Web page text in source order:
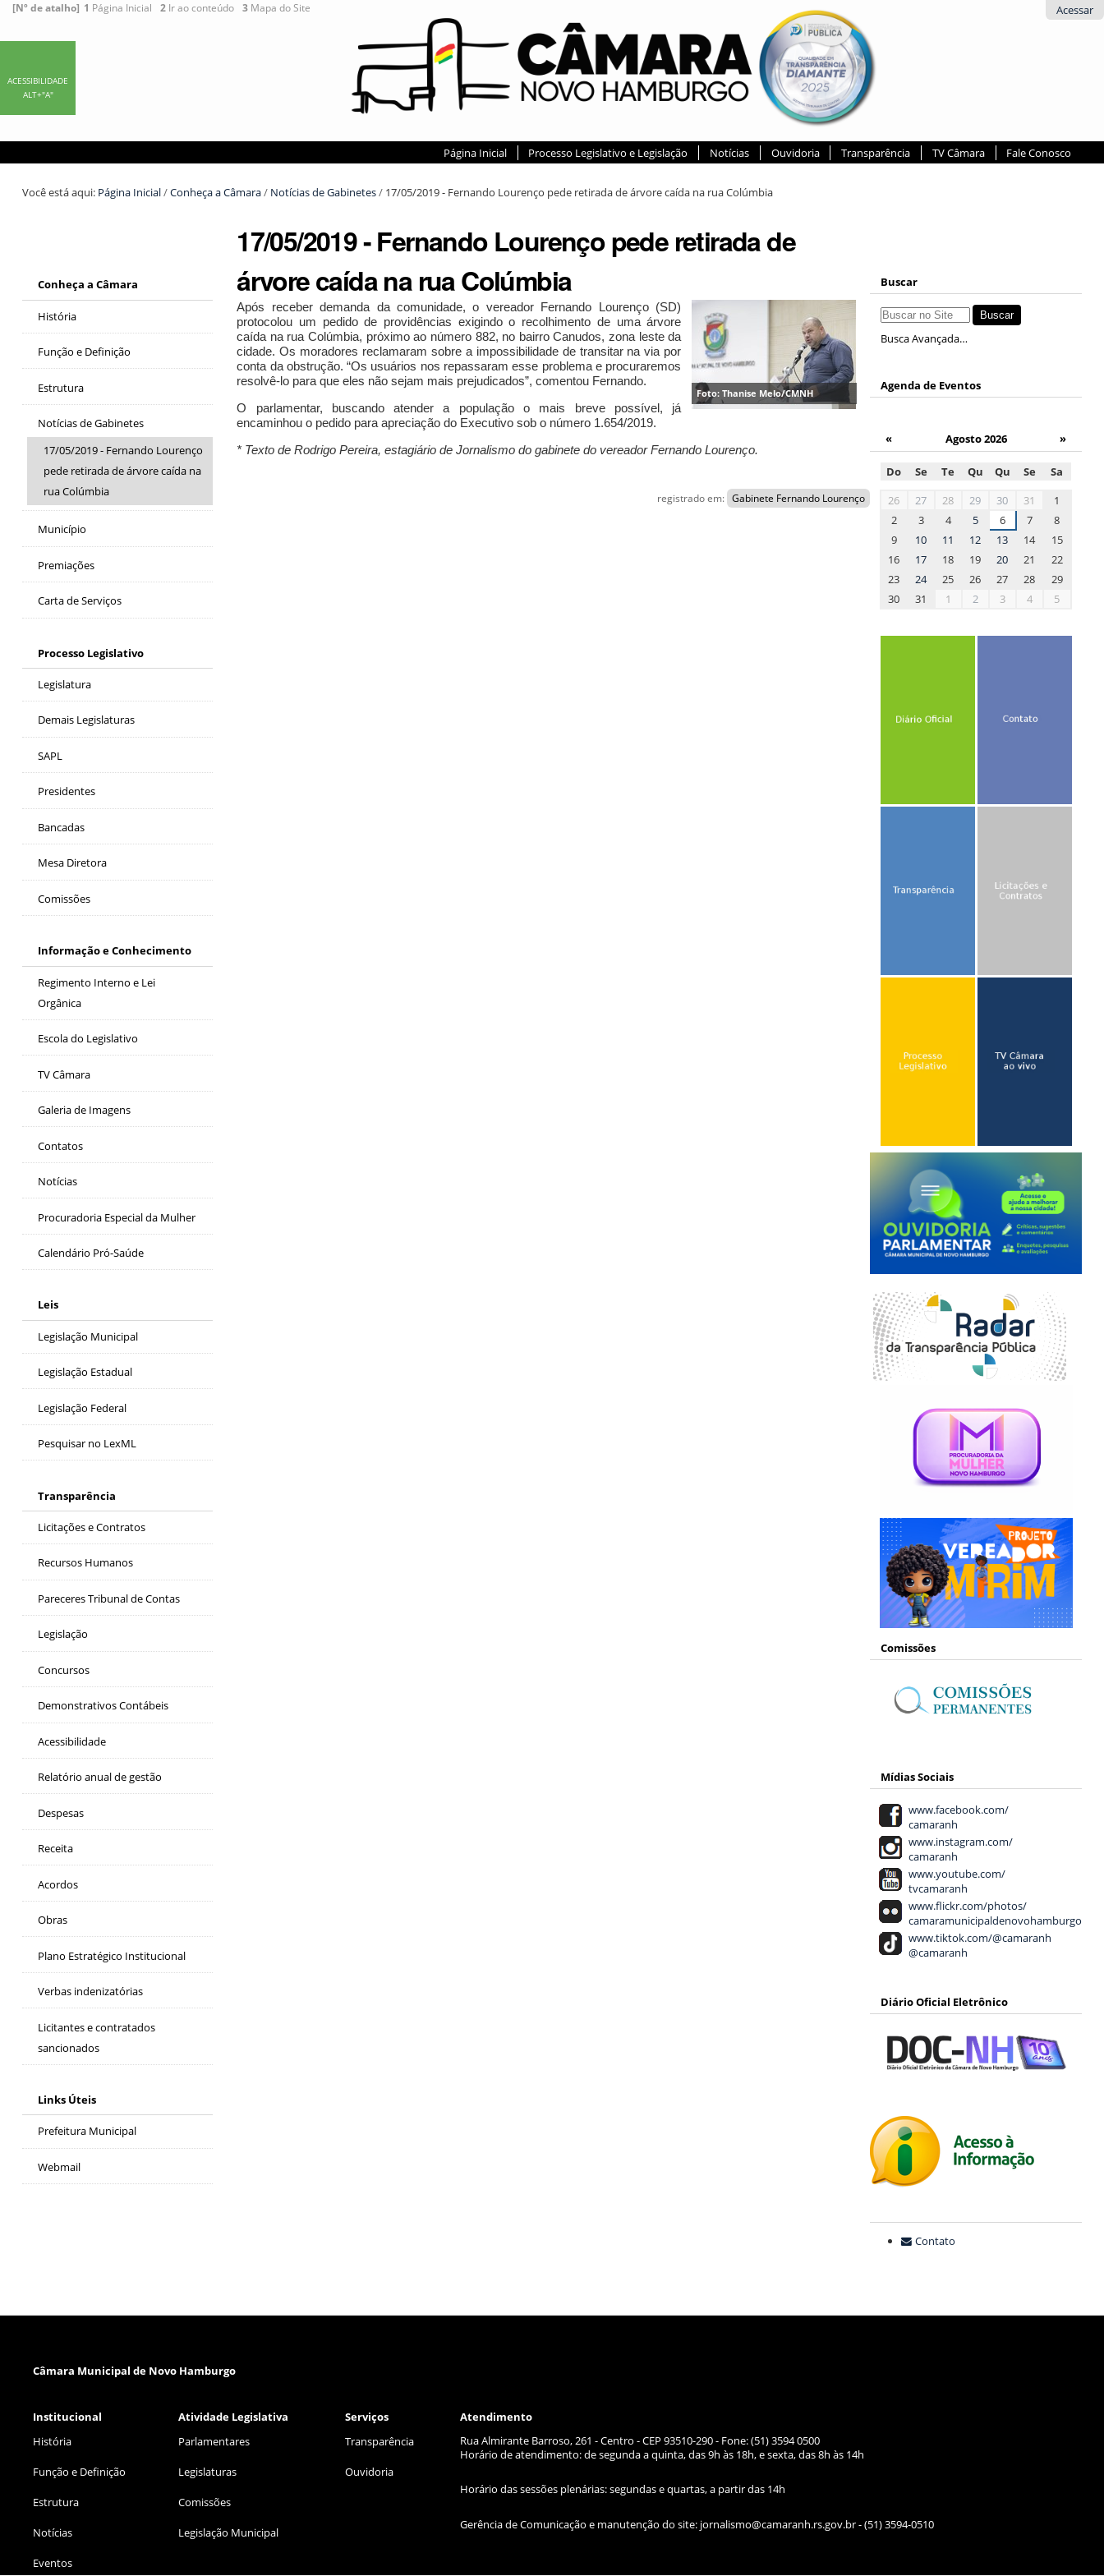
Acessar
[Nº de atalho] 1 Página Inicial 2 Ir ao conteúdo 3 Mapa do Site
ACESSIBILIDADE
ALT+"A"
Página Inicial Processo Legislativo e Legislação Notícias Ouvidoria Transparência TV Câmara Fale Conosco
Você está aqui: Página Inicial/Conheça a Câmara/ Notícias de Gabinetes/ 17/05/2019 - Fernando Lourenço pede retirada de árvore caída na rua Colúmbia
Conheça a Câmara
História
Função e Definição
Estrutura
Notícias de Gabinetes
17/05/2019 - Fernando Lourenço
pede retirada de árvore caída na
rua Colúmbia
Município
Premiações
Carta de Serviços
Processo Legislativo
Legislatura
Demais Legislaturas
SAPL
Presidentes
Bancadas
Mesa Diretora
Comissões
Informação e Conhecimento
Regimento Interno e Lei
Orgânica
Escola do Legislativo
TV Câmara
Galeria de Imagens
Contatos
Notícias
Procuradoria Especial da Mulher
Calendário Pró-Saúde
Leis
Legislação Municipal
Legislação Estadual
Legislação Federal
Pesquisar no LexML
Transparência
Licitações e Contratos
Recursos Humanos
Pareceres Tribunal de Contas
Legislação
Concursos
Demonstrativos Contábeis
Acessibilidade
Relatório anual de gestão
Despesas
Receita
Acordos
Obras
Plano Estratégico Institucional
Verbas indenizatórias
Licitantes e contratados
sancionados
Links Úteis
Prefeitura Municipal
Webmail
17/05/2019 - Fernando Lourenço pede retirada de
árvore caída na rua Colúmbia
Foto: Thanise Melo/CMNH
Após receber demanda da comunidade, o vereador Fernando Lourenço (SD)
protocolou um pedido de providências exigindo o recolhimento de uma árvore
caída na rua Colúmbia, próximo ao número 882, no bairro Canudos, zona leste da
cidade. Os moradores reclamaram sobre a impossibilidade de transitar na via por
conta da obstrução. “Os usuários nos repassaram esse problema e procuraremos
resolvê-lo para que eles não sejam mais prejudicados”, comentou Fernando.
O parlamentar, buscando atender a população o mais breve possível, já
encaminhou o pedido para apreciação do Executivo sob o número 1.654/2019.
* Texto de Rodrigo Pereira, estagiário de Jornalismo do gabinete do vereador Fernando Lourenço.
registrado em: Gabinete Fernando Lourenço
Buscar
Busca Avançada…
Agenda de Eventos
« Agosto 2026 »
Do Se Te Qu Qu Se
Sa
26
27 28 29 30 31
1
2
3 4 5 6 7
8
9
10 11 12 13 14
15
16
17 18 19 20 21
22
23
24 25 26 27 28
29
30
31 1 2 3 4 5
Comissões
Mídias Sociais
www.facebook.com/
camaranh
www.instagram.com/
camaranh
www.youtube.com/
tvcamaranh
www.flickr.com/photos/
camaramunicipaldenovohamburgo
www.tiktok.com/@camaranh
@camaranh
Diário Oficial Eletrônico
Contato
Câmara Municipal de Novo Hamburgo
Institucional Atividade Legislativa Serviços
Atendimento
História
Função e Definição
Estrutura
Notícias
Eventos
Parlamentares
Legislaturas
Comissões
Legislação Municipal
Transparência
Ouvidoria
Rua Almirante Barroso, 261 - Centro - CEP 93510-290 - Fone: (51) 3594 0500
Horário de atendimento: de segunda a quinta, das 9h às 18h, e sexta, das8h às 14h
Horário das sessões plenárias: segundas e quartas, a partir das 14h
Gerência de Comunicação e manutenção do site: jornalismo@camaranh.rs.gov.br- (51) 3594-0510